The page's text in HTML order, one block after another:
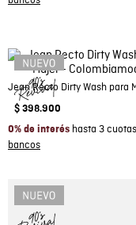
$ 398.900
0% de interés hasta 3 cuotas